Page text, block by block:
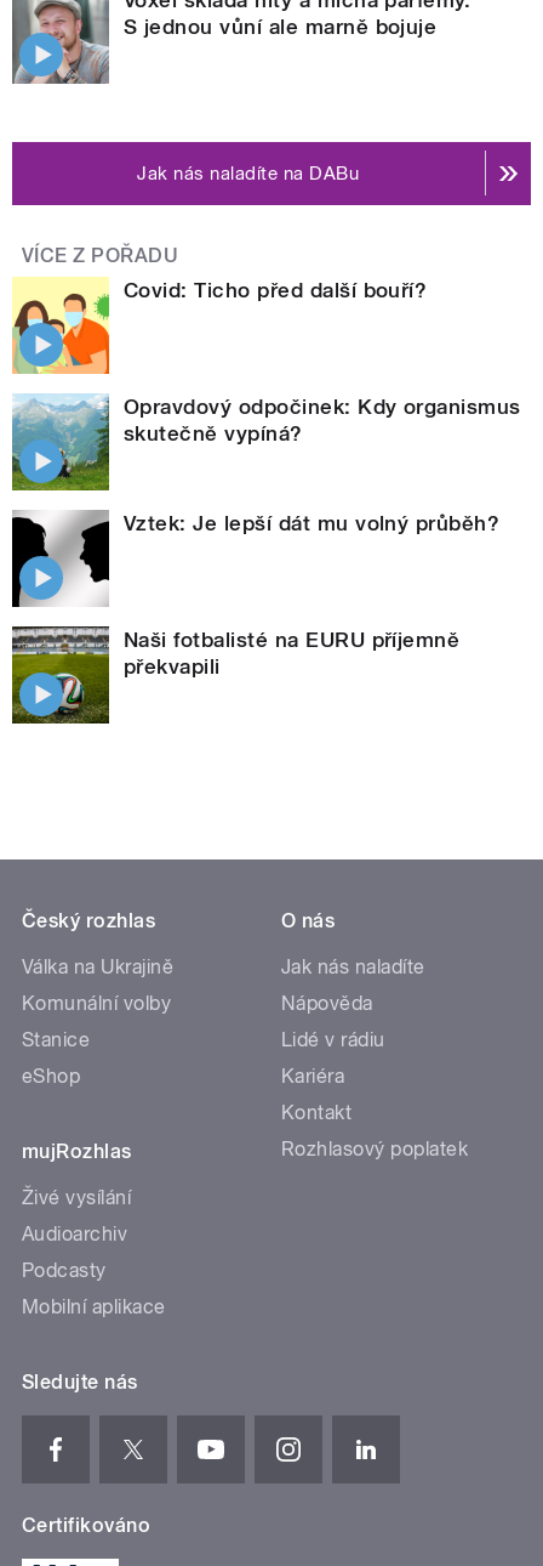
S jednou vůní ale marně bojuje
Jak nás naladíte na DABu
VÍCE Z POŘADU
Covid: Ticho před další bouří?
Opravdový odpočinek: Kdy organismus
skutečně vypíná?
Vztek: Je lepší dát mu volný průběh?
Naši fotbalisté na EURU příjemně
překvapili
Český rozhlas
Válka na Ukrajině
Komunální volby
Stanice
eShop
mujRozhlas
Živé vysílání
Audioarchiv
Podcasty
Mobilní aplikace
O nás
Jak nás naladíte
Nápověda
Lidé v rádiu
Kariéra
Kontakt
Rozhlasový poplatek
Sledujte nás
Certifikováno